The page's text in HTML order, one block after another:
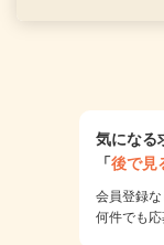
気になる
「後で見
会員登録な
何件でも応